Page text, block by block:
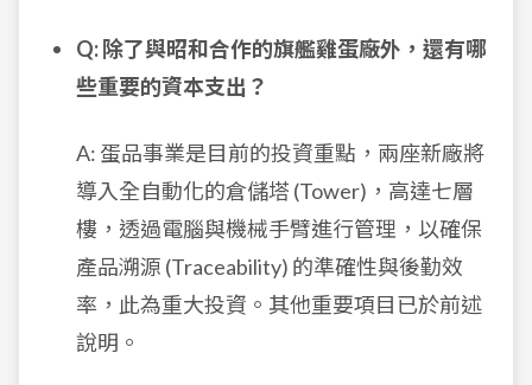
Q: 除了與昭和合作的旗艦雞蛋廠外，還有哪
些重要的資本支出？
A: 蛋品事業是目前的投資重點，兩座新廠將
導入全自動化的倉儲塔 (Tower)，高達七層
樓，透過電腦與機械手臂進行管理，以確保
產品溯源 (Traceability) 的準確性與後勤效
率，此為重大投資。其他重要項目已於前述
說明。